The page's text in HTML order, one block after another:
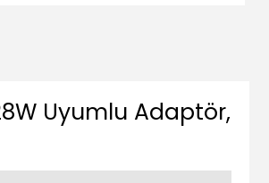
Uyumlu Adaptör,